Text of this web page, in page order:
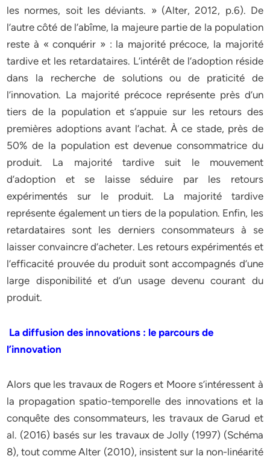
les normes, soit les déviants. » (Alter, 2012, p.6). De
l’autre côté de l’abîme, la majeure partie de la population
reste à « conquérir » : la majorité précoce, la majorité
tardive et les retardataires. L’intérêt de l’adoption réside
dans la recherche de solutions ou de praticité de
l’innovation. La majorité précoce représente près d’un
tiers de la population et s’appuie sur les retours des
premières adoptions avant l’achat. À ce stade, près de
50% de la population est devenue consommatrice du
produit. La majorité tardive suit le mouvement
d’adoption et se laisse séduire par les retours
expérimentés sur le produit. La majorité tardive
représente également un tiers de la population. Enfin, les
retardataires sont les derniers consommateurs à se
laisser convaincre d’acheter. Les retours expérimentés et
l’efficacité prouvée du produit sont accompagnés d’une
large disponibilité et d’un usage devenu courant du
produit.
La diffusion des innovations : le parcours de
l’innovation
Alors que les travaux de Rogers et Moore s’intéressent à
la propagation spatio-temporelle des innovations et la
conquête des consommateurs, les travaux de Garud et
al. (2016) basés sur les travaux de Jolly (1997) (Schéma
8), tout comme Alter (2010), insistent sur la non-linéarité